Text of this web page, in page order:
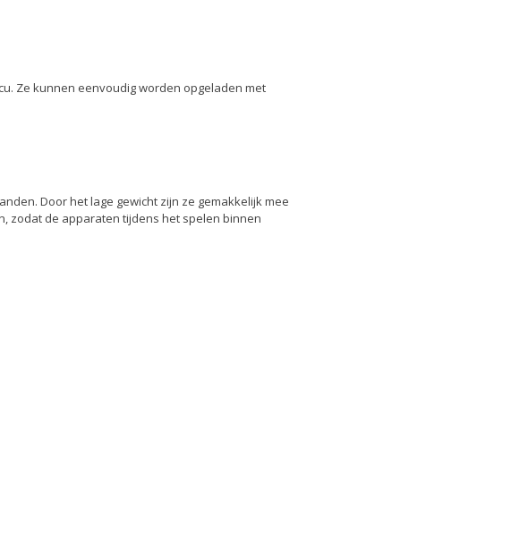
Ze kunnen eenvoudig worden opgeladen met
Door het lage gewicht zijn ze gemakkelijk mee
zodat de apparaten tijdens het spelen binnen